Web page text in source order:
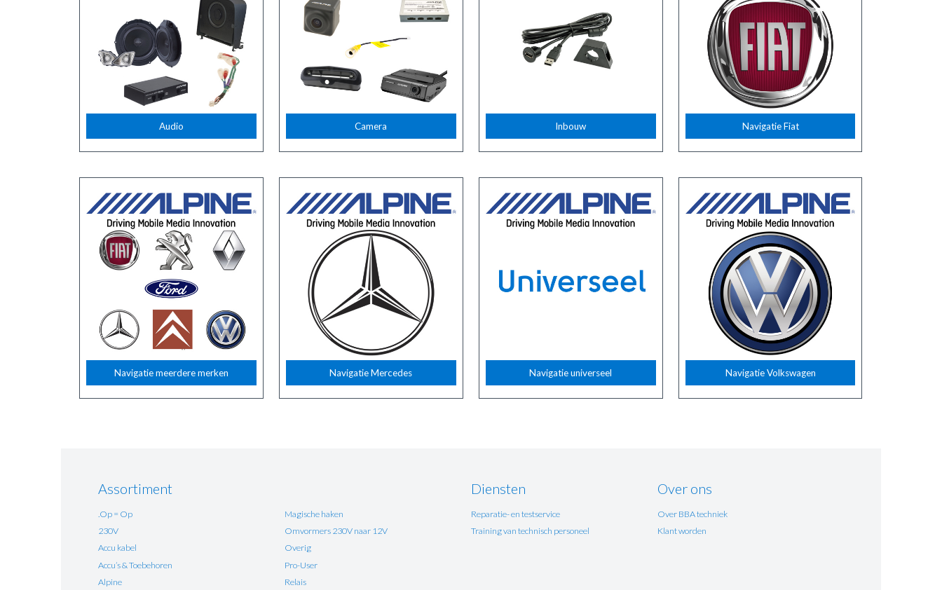
Audio Camera Inbouw Navigatie Fiat
Navigatie meerdere merken Navigatie Mercedes Navigatie universeel Navigatie Volkswagen
Assortiment
.Op = Op
230V
Accu kabel
Accu’s & Toebehoren
Alpine
Magische haken
Omvormers 230V naar 12V
Overig
Pro-User
Relais
Diensten
Reparatie- en testservice
Training van technisch personeel
Over ons
Over BBA techniek
Klant worden